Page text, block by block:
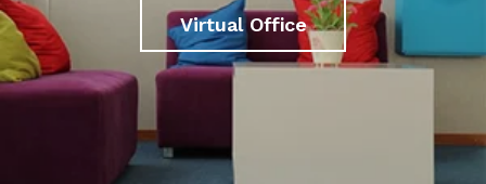
Virtual Office